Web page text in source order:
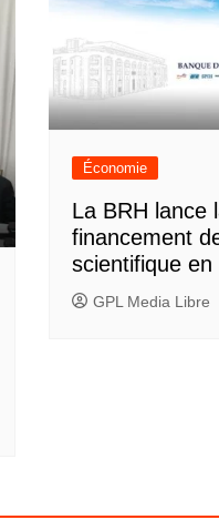
Économie
La BRH lance
financement
scientifique en
GPL Media Libre